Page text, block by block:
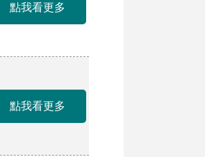
點我看更多
點我看更多